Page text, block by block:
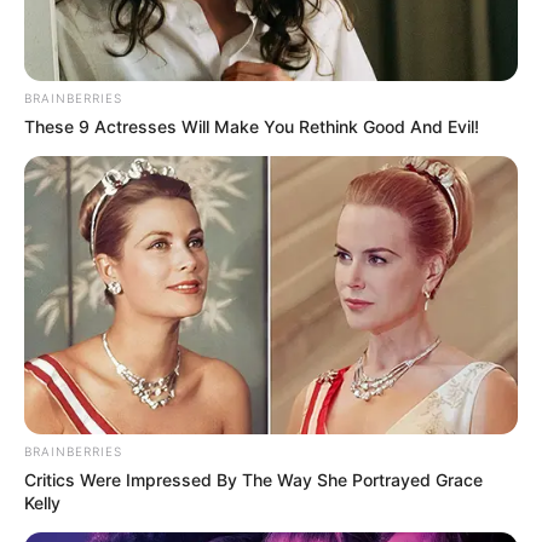
Le puede interesar:Con un martillo, motociclista quebró
los vidrios de una volqueta en un caso de intolerancia
vial
BRAINBERRIES
These 9 Actresses Will Make You Rethink Good And Evil!
BRAINBERRIES
Critics Were Impressed By The Way She Portrayed Grace
Kelly